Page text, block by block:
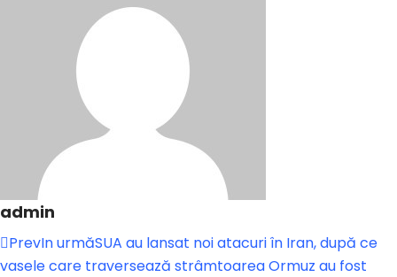
admin
PrevIn urmăSUA au lansat noi atacuri în Iran, după ce
vasele care traversează strâmtoarea Ormuz au fost